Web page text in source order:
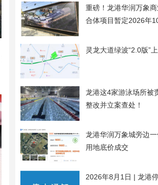
重磅！龙港华润万象
合体项目暂定2026年
灵龙大道绿波“2.0版”上
龙港这4家游泳场所被
整改并立案查处！
龙港华润万象城旁边
用地底价成交
2026年8月1日 | 龙港